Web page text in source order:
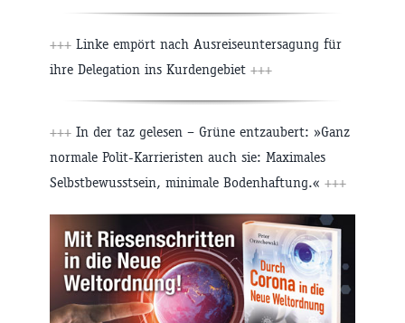
+++ Linke empört nach Ausreiseuntersagung für
ihre Delegation ins Kurdengebiet +++
+++ In der taz gelesen – Grüne entzaubert: »Ganz
normale Polit-Karrieristen auch sie: Maximales
Selbstbewusstsein, minimale Bodenhaftung.« +++